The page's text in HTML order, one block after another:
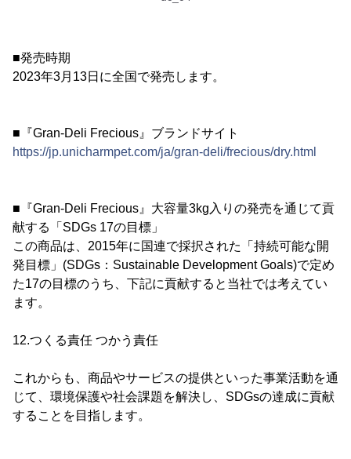
■発売時期
2023年3月13日に全国で発売します。
■『Gran-Deli Frecious』ブランドサイト
https://jp.unicharmpet.com/ja/gran-deli/frecious/dry.html
■『Gran-Deli Frecious』大容量3kg入りの発売を通じて貢
献する「SDGs 17の目標」
この商品は、2015年に国連で採択された「持続可能な開
発目標」(SDGs：Sustainable Development Goals)で定め
た17の目標のうち、下記に貢献すると当社では考えてい
ます。
12.つくる責任 つかう責任
これからも、商品やサービスの提供といった事業活動を通
じて、環境保護や社会課題を解決し、SDGsの達成に貢献
することを目指します。